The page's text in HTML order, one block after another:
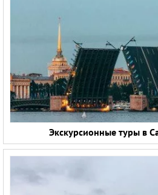
Экскурсионные туры в